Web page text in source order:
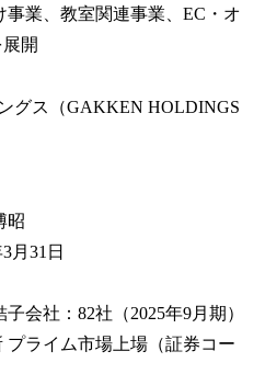
室関連事業、EC・オ
開
グス（GAKKEN HOLDINGS
昭
月31日
会社：82社（2025年9月期）
ム市場上場（証券コー